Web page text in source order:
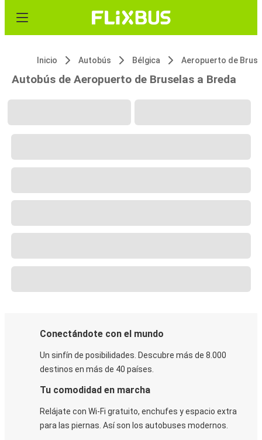
Inicio Autobús Bélgica
Autobús de Aeropuerto de Bruselas a Breda
Conectándote con el mundo
Un sinfín de posibilidades. Descubre más de 8.000
destinos en más de 40 países.
Tu comodidad en marcha
Relájate con Wi-Fi gratuito, enchufes y espacio extra
para las piernas. Así son los autobuses modernos.